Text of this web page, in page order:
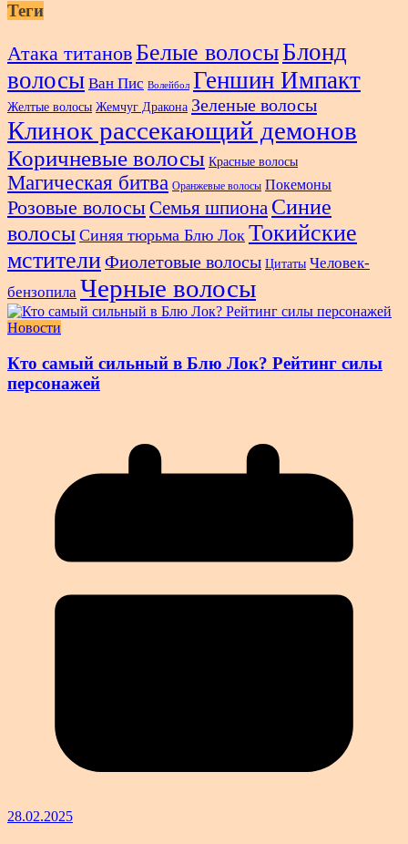
Теги
Атака титановБелые волосыБлонд
волосы Ван Пис Волейбол Геншин Импакт
Желтые волосы Жемчуг Дракона Зеленые волосы
Клинок рассекающий демонов
Коричневые волосы Красные волосы
Магическая битва Оранжевые волосы Покемоны
Розовые волосыСемья шпиона Синие
волосы Синяя тюрьма Блю Лок Токийские
мстителиФиолетовые волосы Цитаты Человек-
бензопила Черные волосы
Новости
Кто самый сильный в Блю Лок? Рейтинг силы
персонажей
28.02.2025